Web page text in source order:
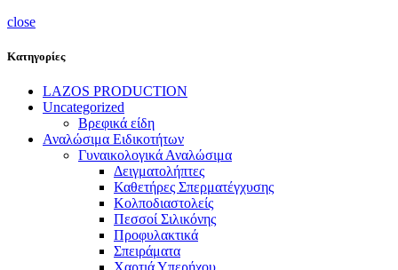
close
Κατηγορίες
LAZOS PRODUCTION
Uncategorized
Βρεφικά είδη
Αναλώσιμα Ειδικοτήτων
Γυναικολογικά Αναλώσιμα
Δειγματολήπτες
Καθετήρες Σπερματέγχυσης
Κολποδιαστολείς
Πεσσοί Σιλικόνης
Προφυλακτικά
Σπειράματα
Χαρτιά Υπερήχου